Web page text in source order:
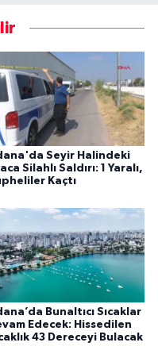
Seyir Halindeki
Silahlı Saldırı: 1 Yaralı,
Kaçtı
Bunaltıcı Sıcaklar
Edecek: Hissedilen
43 Dereceyi Bulacak